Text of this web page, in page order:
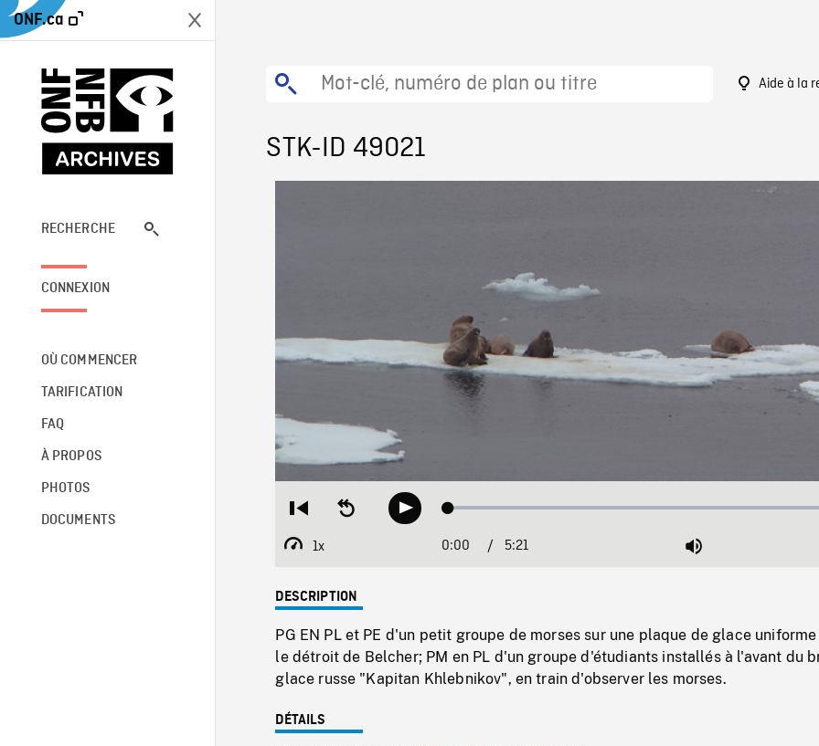
ONF.ca
RECHERCHE
CONNEXION
OÙ COMMENCER
TARIFICATION
FAQ
À PROPOS
PHOTOS
DOCUMENTS
Aide à la
STK-ID 49021
Restart
beginning
Seek
backwardPlay Loaded:
1x
Playback
Current
0:00 / 5:21 Mute
DESCRIPTION
PG EN PL et PE d'un petit groupe de morses sur une plaque de glace
le détroit de Belcher; PM en PL d'un groupe d'étudiants installés à l'avant du
glace russe "Kapitan Khlebnikov", en train d'observer les morses.
DÉTAILS